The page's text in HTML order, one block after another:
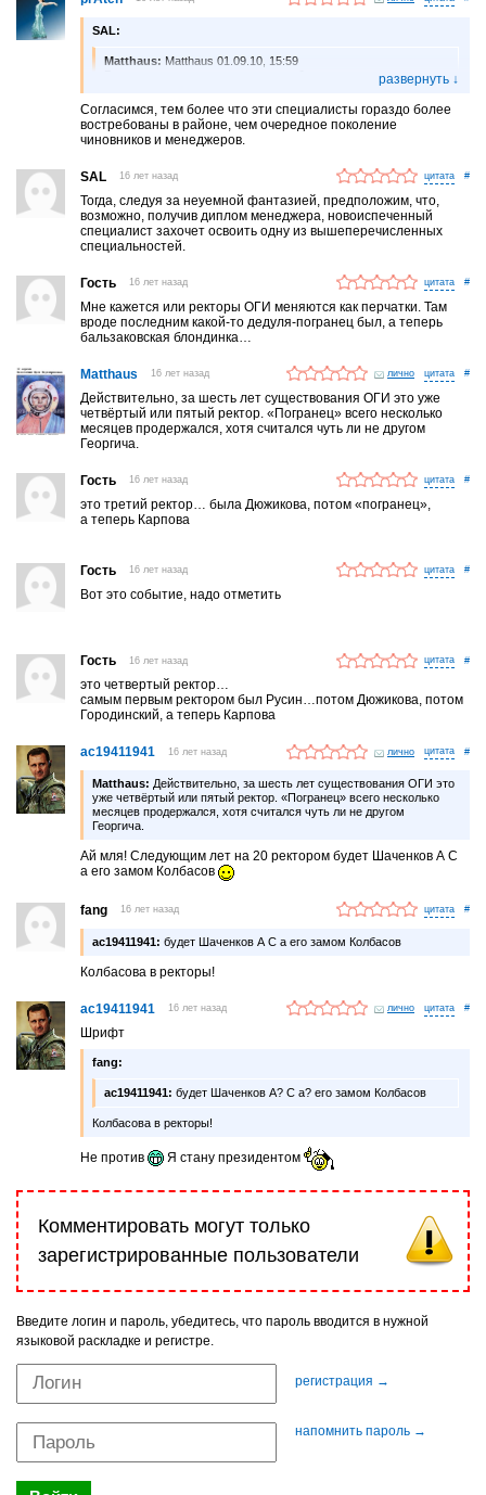
SAL:
Matthaus: Matthaus 01.09.10, 15:59
Все руководить хотят, а о том, кто будет заниматься
инновациями, никто не думает. Боюсь, Сколково станет
очередной распилочной конторой.
А согласитесь, было бы здорово, если бы в столь торжественной
обстановке вручили дипломы будущим слесарям, столярам,
Согласимся, тем более что эти специалисты гораздо более
востребованы в районе, чем очередное поколение
чиновников и менеджеров.
SAL 16 лет назад #
Тогда, следуя за неуемной фантазией, предположим, что,
возможно, получив диплом менеджера, новоиспеченный
специалист захочет освоить одну из вышеперечисленных
специальностей.
Гость 16 лет назад #
Мне кажется или ректоры ОГИ меняются как перчатки. Там
вроде последним какой-то дедуля-погранец был, а теперь
бальзаковская блондинка…
Matthaus 16 лет назад лично #
Действительно, за шесть лет существования ОГИ это уже
четвёртый или пятый ректор. «Погранец» всего несколько
месяцев продержался, хотя считался чуть ли не другом
Георгича.
Гость 16 лет назад #
это третий ректор… была Дюжикова, потом «погранец»,
а теперь Карпова
Гость 16 лет назад #
Вот это событие, надо отметить
Гость 16 лет назад #
это четвертый ректор…
самым первым ректором был Русин…потом Дюжикова, потом
Городинский, а теперь Карпова
ac19411941 16 лет назад лично #
Matthaus: Действительно, за шесть лет существования ОГИ это
уже четвёртый или пятый ректор. «Погранец» всего несколько
месяцев продержался, хотя считался чуть ли не другом
Георгича.
Ай мля! Следующим лет на 20 ректором будет Шаченков А С
а его замом Колбасов
fang 16 лет назад #
ac19411941: будет Шаченков А С а его замом Колбасов
Колбасова в ректоры!
ac19411941 16 лет назад лично #
Шрифт
fang:
ac19411941: будет Шаченков А? С а? его замом Колбасов
Колбасова в ректоры!
Не против Я стану президентом
Комментировать могут только
зарегистрированные пользователи
Введите логин и пароль, убедитесь, что пароль вводится в нужной
языковой раскладке и регистре.
регистрация →
напомнить пароль →